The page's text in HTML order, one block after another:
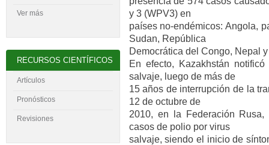
y 3 (WPV3) en
países no-endémicos: Angola,
Sudan, República
Democrática del Congo, Nepal
En efecto, Kazakhstán
salvaje, luego de más de
15 años de interrupción de la
12 de octubre de
2010, en la Federación
casos de polio por virus
salvaje, siendo el inicio de
Ver más
RECURSOS CIENTÍFICOS
Artículos
Pronósticos
Revisiones